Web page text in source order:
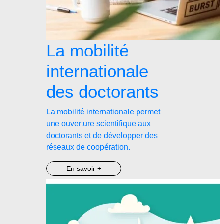
La mobilité
internationale
des doctorants
La mobilité internationale permet
une ouverture scientifique aux
doctorants et de développer des
réseaux de coopération.
En savoir +